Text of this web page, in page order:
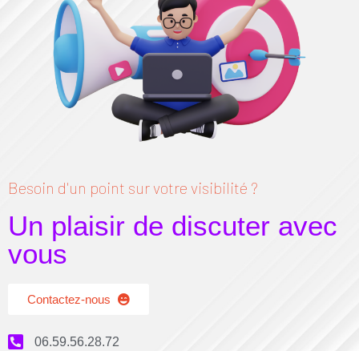
Besoin d'un point sur votre visibilité ?
Un plaisir de discuter avec
vous
Contactez-nous
06.59.56.28.72